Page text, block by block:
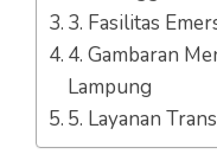
3. Fasilitas
4. Gambaran
Lampung
5. Layanan